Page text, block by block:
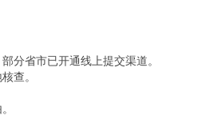
分省市已开通线上提交渠道。
查。